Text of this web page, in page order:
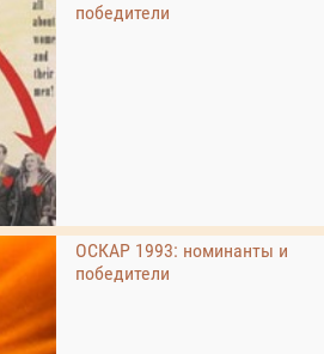
победители
ОСКАР 1993: номинанты и
победители